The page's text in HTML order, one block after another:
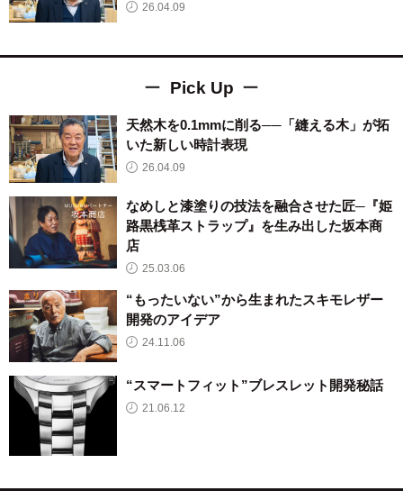
26.04.09
Pick Up
天然木を0.1mmに削る──「縫える木」が拓
いた新しい時計表現
26.04.09
なめしと漆塗りの技法を融合させた匠─『姫
路黒桟革ストラップ』を生み出した坂本商
店
25.03.06
“もったいない”から生まれたスキモレザー
開発のアイデア
24.11.06
“スマートフィット”ブレスレット開発秘話
21.06.12